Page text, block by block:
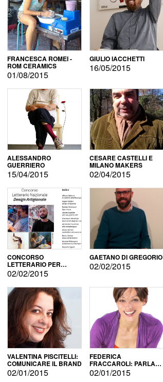
FRANCESCA ROMEI -
ROM CERAMICS
01/08/2015
GIULIO IACCHETTI
16/05/2015
ALESSANDRO
GUERRIERO
15/04/2015
CESARE CASTELLI E
MILANO MAKERS
02/04/2015
CONCORSO
LETTERARIO PER
DESIGNER
02/02/2015
GAETANO DI GREGORIO
02/02/2015
VALENTINA PISCITELLI:
COMUNICARE IL BRAND
02/01/2015
FEDERICA
FRACCAROLI: PARLARE
LINGUE DIVERSE
02/01/2015